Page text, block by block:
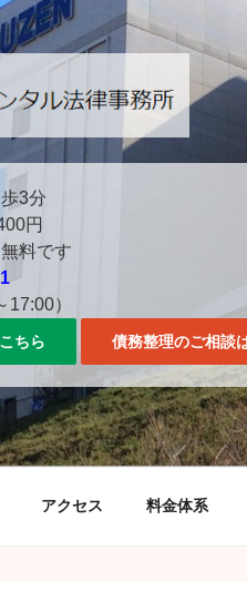
３分。042-357-
3分
円
料です
17:00）
ちら 債務整理のご相談
アクセス 料金体系